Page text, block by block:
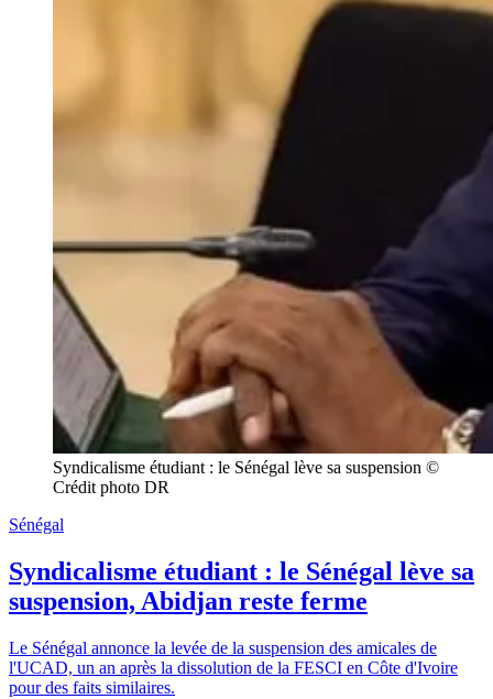
Syndicalisme étudiant : le Sénégal lève sa suspension ©
Crédit photo DR
Sénégal
Syndicalisme étudiant : le Sénégal lève sa
suspension, Abidjan reste ferme
Le Sénégal annonce la levée de la suspension des amicales de
l'UCAD, un an après la dissolution de la FESCI en Côte d'Ivoire
pour des faits similaires.